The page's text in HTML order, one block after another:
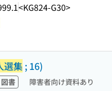
<KG824-G30>
選集 ; 16)
図書 障害者向け資料あり